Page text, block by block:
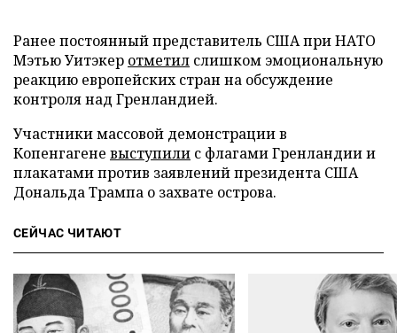
Ранее постоянный представитель США при НАТО
Мэтью Уитэкер отметил слишком эмоциональную
реакцию европейских стран на обсуждение
контроля над Гренландией.
Участники массовой демонстрации в
Копенгагене выступили с флагами Гренландии и
плакатами против заявлений президента США
Дональда Трампа о захвате острова.
СЕЙЧАС ЧИТАЮТ